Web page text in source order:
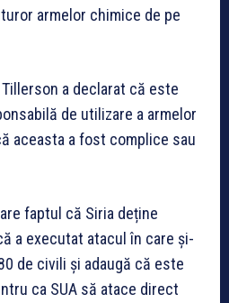
armelor chimice de pe
a declarat că este
de utilizare a armelor
aceasta a fost complice sau
faptul că Siria deține
a executat atacul în care și-
de civili și adaugă că este
ca SUA să atace direct